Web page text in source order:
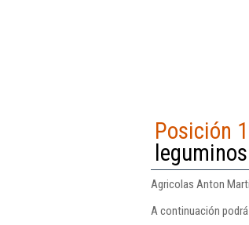
Posición
Agricolas Anton
A continuación